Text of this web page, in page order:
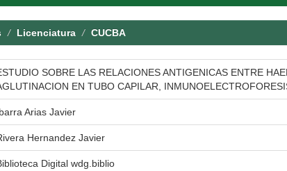
Licenciatura CUCBA
SOBRE LAS RELACIONES ANTIGENICAS ENTRE
EN TUBO CAPILAR,
Arias Javier
Hernandez Javier
Digital wdg.biblio